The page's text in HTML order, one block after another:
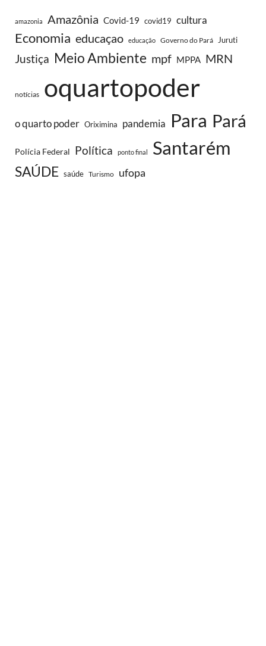
amazonia Amazônia Covid-19 covid19 cultura
Economia educaçao educação Governo do Pará Juruti
Justiça Meio Ambiente mpf MPPA MRN
notícias oquartopoder
o quarto poder Oriximina pandemia Para Pará
Polícia Federal Política ponto final Santarém
SAÚDE saúde Turismo ufopa